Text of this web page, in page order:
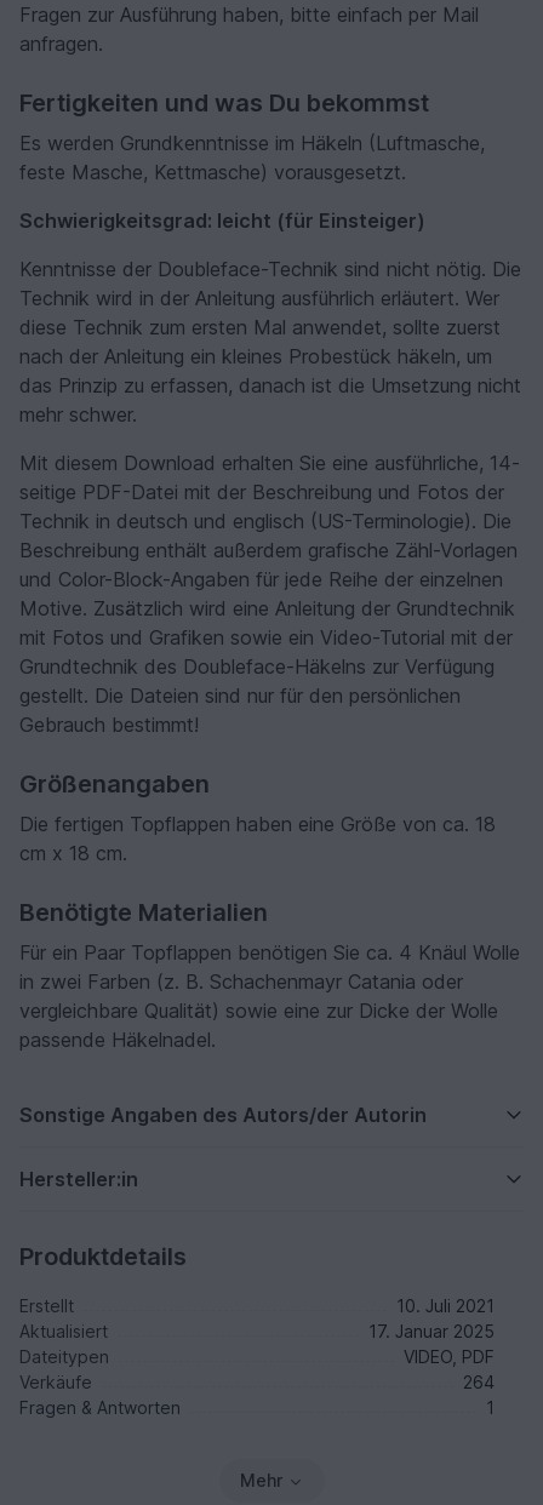
Fragen zur Ausführung haben, bitte einfach per Mail
anfragen.
Fertigkeiten und was Du bekommst
Es werden Grundkenntnisse im Häkeln (Luftmasche,
feste Masche, Kettmasche) vorausgesetzt.
Schwierigkeitsgrad: leicht (für Einsteiger)
Kenntnisse der Doubleface-Technik sind nicht nötig. Die
Technik wird in der Anleitung ausführlich erläutert. Wer
diese Technik zum ersten Mal anwendet, sollte zuerst
nach der Anleitung ein kleines Probestück häkeln, um
das Prinzip zu erfassen, danach ist die Umsetzung nicht
mehr schwer.
Mit diesem Download erhalten Sie eine ausführliche, 14-
seitige PDF-Datei mit der Beschreibung und Fotos der
Technik in deutsch und englisch (US-Terminologie). Die
Beschreibung enthält außerdem grafische Zähl-Vorlagen
und Color-Block-Angaben für jede Reihe der einzelnen
Motive. Zusätzlich wird eine Anleitung der Grundtechnik
mit Fotos und Grafiken sowie ein Video-Tutorial mit der
Grundtechnik des Doubleface-Häkelns zur Verfügung
gestellt. Die Dateien sind nur für den persönlichen
Gebrauch bestimmt!
Größenangaben
Die fertigen Topflappen haben eine Größe von ca. 18
cm x 18 cm.
Benötigte Materialien
Für ein Paar Topflappen benötigen Sie ca. 4 Knäul Wolle
in zwei Farben (z. B. Schachenmayr Catania oder
vergleichbare Qualität) sowie eine zur Dicke der Wolle
passende Häkelnadel.
Sonstige Angaben des Autors/der Autorin
Hersteller:in
Produktdetails
Erstellt
10. Juli 2021
Aktualisiert
17. Januar 2025
Dateitypen
VIDEO, PDF
Verkäufe
264
Fragen & Antworten
1
Mehr